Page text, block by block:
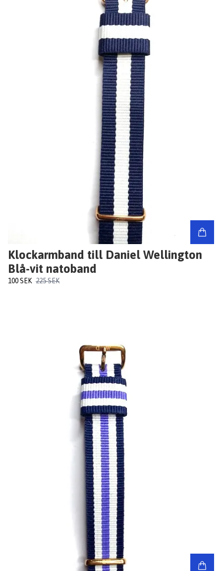
Klockarmband till Daniel Wellington
Blå-vit natoband
100 SEK 225 SEK